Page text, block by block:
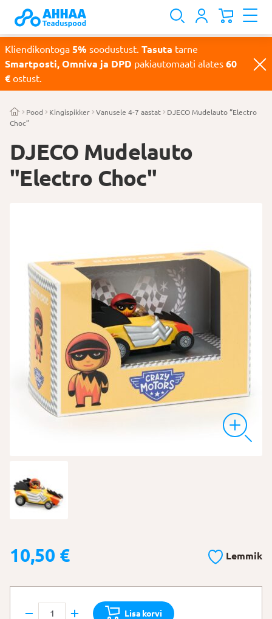
Kliendikontoga 5% soodustust. Tasuta tarne
Smartposti, Omniva ja DPD pakiautomaati alates 60
€ ostust.
Pood Kingispikker Vanusele 4-7 aastat
DJECO Mudelauto “Electro
Choc”
DJECO Mudelauto
"Electro Choc"
10,50 € Lemmik
DJECO
Lisa korvi